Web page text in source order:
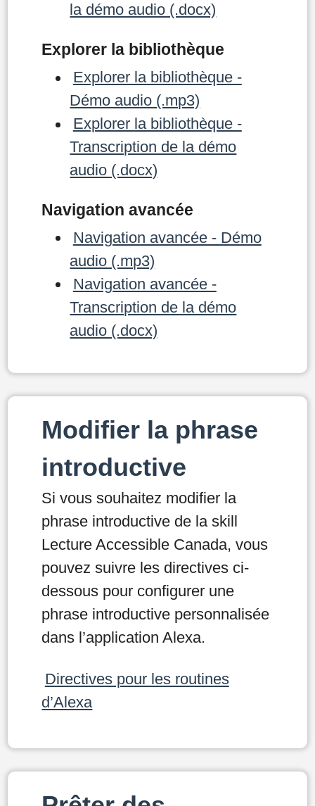
la démo audio (.docx)
Explorer la bibliothèque
Explorer la bibliothèque -
Démo audio (.mp3)
Explorer la bibliothèque -
Transcription de la démo
audio (.docx)
Navigation avancée
Navigation avancée - Démo
audio (.mp3)
Navigation avancée -
Transcription de la démo
audio (.docx)
Modifier la phrase
introductive
Si vous souhaitez modifier la
phrase introductive de la skill
Lecture Accessible Canada, vous
pouvez suivre les directives ci-
dessous pour configurer une
phrase introductive personnalisée
dans l’application Alexa.
Directives pour les routines
d’Alexa